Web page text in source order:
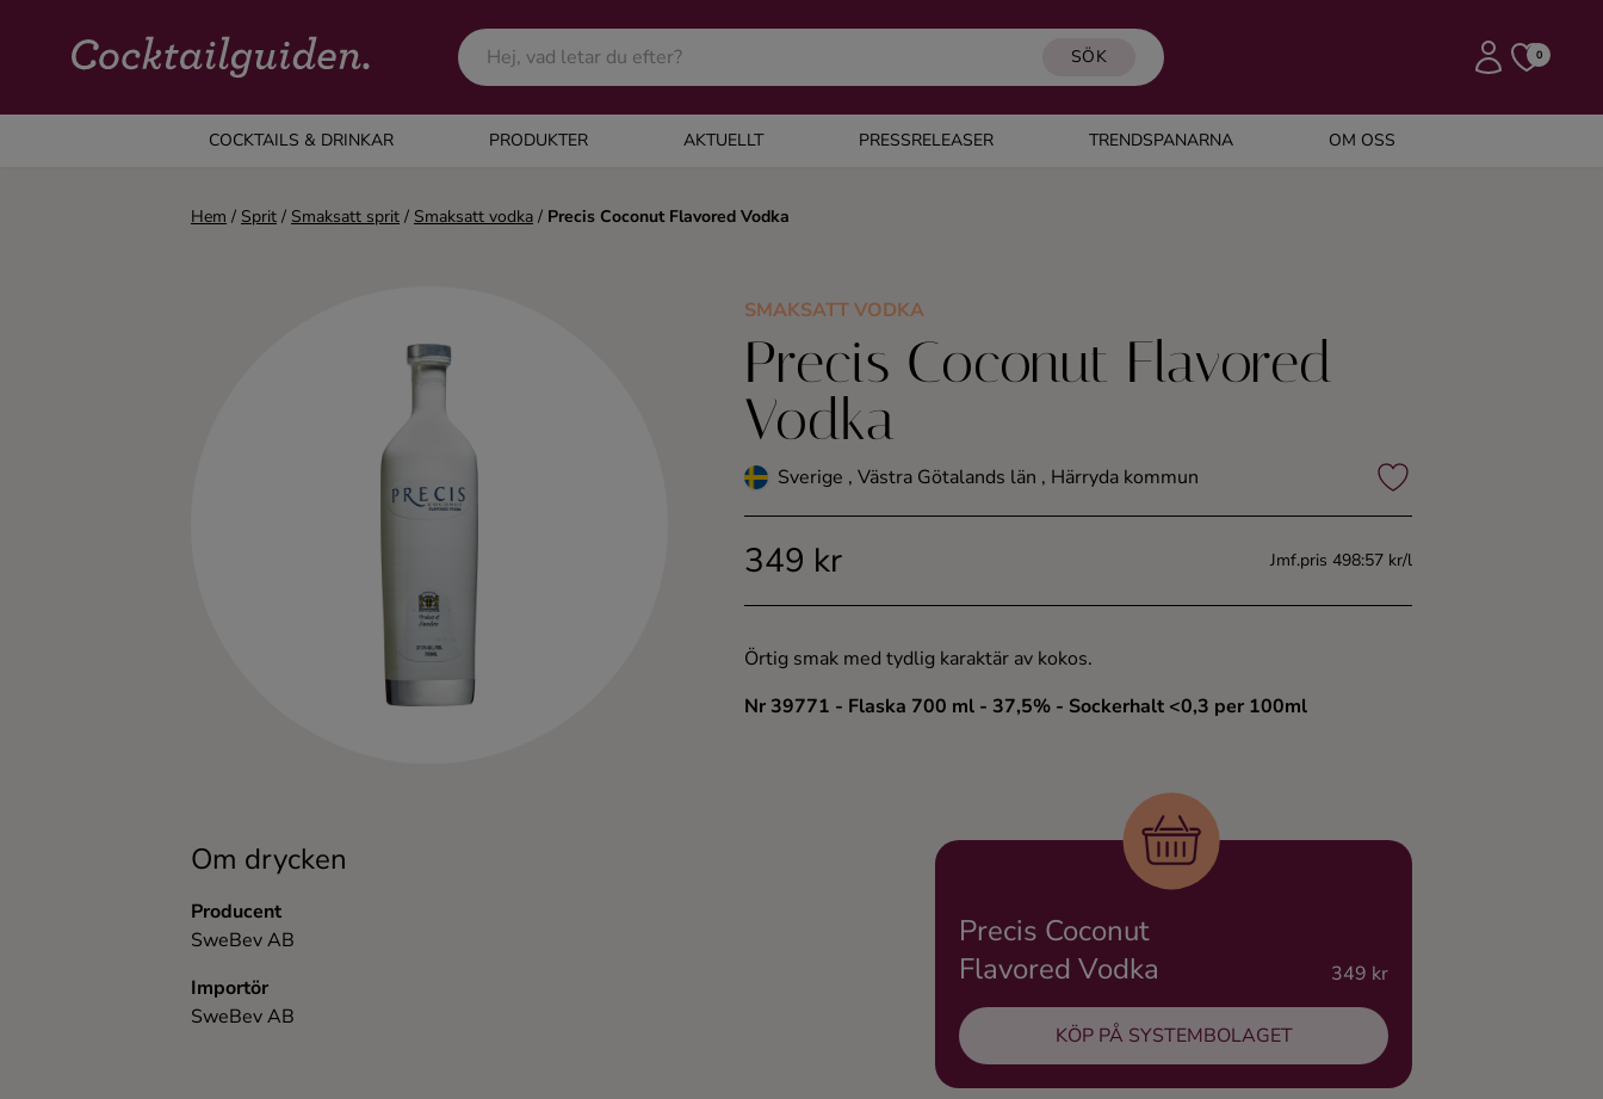
SÖK 0
COCKTAILS & DRINKAR PRODUKTER AKTUELLT PRESSRELEASER TRENDSPANARNA OM OSS
COCKTAILS & DRINKAR
Alla cocktails & drinkar
Hem / Sprit / Smaksatt sprit / Smaksatt vodka / Precis Coconut Flavored Vodka
SMAKSATT VODKA
Precis Coconut Flavored
Vodka
Sverige , Västra Götalands län , Härryda kommun
349 kr Jmf.pris 498:57 kr/l
Örtig smak med tydlig karaktär av kokos.
Nr 39771 - Flaska 700 ml - 37,5% - Sockerhalt <0,3 per 100ml
Om drycken
Producent
SweBev AB
Importör
SweBev AB
Precis Coconut
Flavored Vodka
349 kr
KÖP PÅ SYSTEMBOLAGET